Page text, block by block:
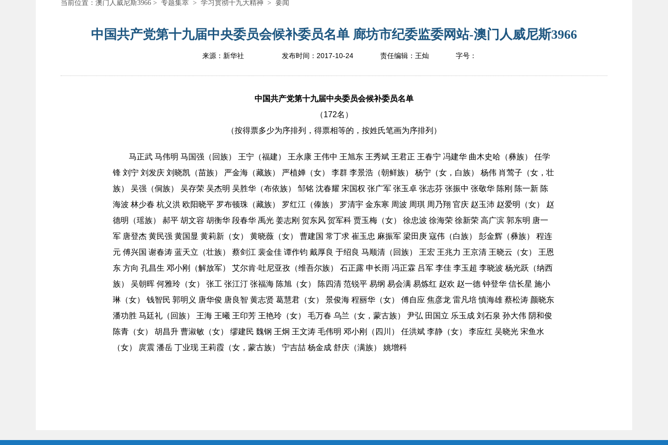
当前位置： 澳门人威尼斯3966 > 专题集萃 > 学习贯彻十九大精神 > 要闻
中国共产党第十九届中央委员会候补委员名单 廊坊市纪委监委网站-澳门人威尼斯3966
来源：新华社 发布时间： 2017-10-24 责任编辑： 王灿 字号：
中国共产党第十九届中央委员会候补委员名单
（172名）
（按得票多少为序排列，得票相等的，按姓氏笔画为序排列）
马正武 马伟明 马国强（回族） 王宁（福建） 王永康 王伟中 王旭东 王秀斌 王君正 王春宁 冯建华 曲木史哈（彝族） 任学
锋 刘宁 刘发庆 刘晓凯（苗族） 严金海（藏族） 严植婵（女） 李群 李景浩（朝鲜族） 杨宁（女，白族） 杨伟 肖莺子（女，壮
族） 吴强（侗族） 吴存荣 吴杰明 吴胜华（布依族） 邹铭 沈春耀 宋国权 张广军 张玉卓 张志芬 张振中 张敬华 陈刚 陈一新 陈
海波 林少春 杭义洪 欧阳晓平 罗布顿珠（藏族） 罗红江（傣族） 罗清宇 金东寒 周波 周琪 周乃翔 官庆 赵玉沛 赵爱明（女） 赵
德明（瑶族） 郝平 胡文容 胡衡华 段春华 禹光 姜志刚 贺东风 贺军科 贾玉梅（女） 徐忠波 徐海荣 徐新荣 高广滨 郭东明 唐一
军 唐登杰 黄民强 黄国显 黄莉新（女） 黄晓薇（女） 曹建国 常丁求 崔玉忠 麻振军 梁田庚 寇伟（白族） 彭金辉（彝族） 程连
元 傅兴国 谢春涛 蓝天立（壮族） 蔡剑江 裴金佳 谭作钧 戴厚良 于绍良 马顺清（回族） 王宏 王兆力 王京清 王晓云（女） 王恩
东 方向 孔昌生 邓小刚（解放军） 艾尔肯·吐尼亚孜（维吾尔族） 石正露 申长雨 冯正霖 吕军 李佳 李玉超 李晓波 杨光跃（纳西
族） 吴朝晖 何雅玲（女） 张工 张江汀 张福海 陈旭（女） 陈四清 范锐平 易纲 易会满 易炼红 赵欢 赵一德 钟登华 信长星 施小
琳（女） 钱智民 郭明义 唐华俊 唐良智 黄志贤 葛慧君（女） 景俊海 程丽华（女） 傅自应 焦彦龙 雷凡培 慎海雄 蔡松涛 颜晓东
潘功胜 马廷礼（回族） 王海 王曦 王印芳 王艳玲（女） 毛万春 乌兰（女，蒙古族） 尹弘 田国立 乐玉成 刘石泉 孙大伟 阴和俊
陈青（女） 胡昌升 曹淑敏（女） 缪建民 魏钢 王炯 王文涛 毛伟明 邓小刚（四川） 任洪斌 李静（女） 李应红 吴晓光 宋鱼水
（女） 庹震 潘岳 丁业现 王莉霞（女，蒙古族） 宁吉喆 杨金成 舒庆（满族） 姚增科